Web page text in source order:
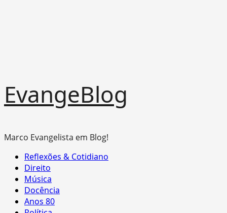
to
content
EvangeBlog
Marco Evangelista em Blog!
Primary
Menu
Reflexões & Cotidiano
Direito
Música
Docência
Anos 80